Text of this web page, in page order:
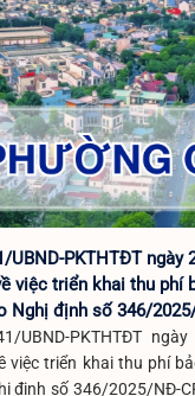
ngày 29/4/2026 của UBND
việc triển khai thu phí
định số 346/2025/NĐ-
phủ
ngày 29/4/2026 của UBND
triển khai thu phí bảo vệ môi
346/2025/NĐ-CP ngày 29/12/2025